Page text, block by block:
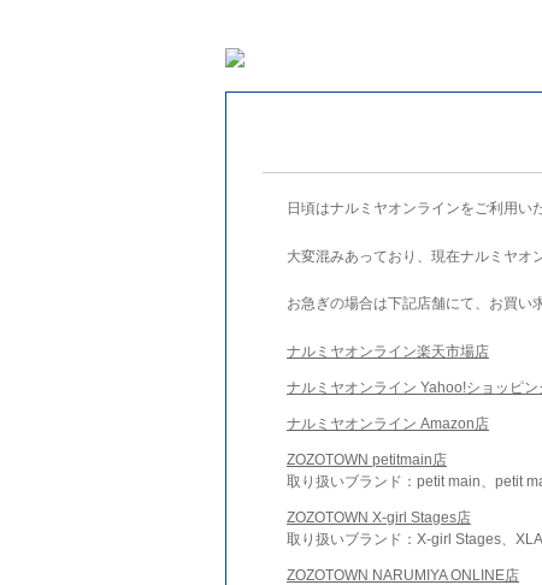
日頃はナルミヤオンラインをご利用い
大変混みあっており、現在ナルミヤオ
お急ぎの場合は下記店舗にて、お買い
ナルミヤオンライン楽天市場店
ナルミヤオンライン Yahoo!ショッピン
ナルミヤオンライン Amazon店
ZOZOTOWN petitmain店
取り扱いブランド：petit main、petit
ZOZOTOWN X-girl Stages店
取り扱いブランド：X-girl Stages、
ZOZOTOWN NARUMIYA ONLINE店